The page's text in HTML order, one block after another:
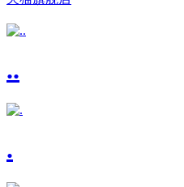
..
.